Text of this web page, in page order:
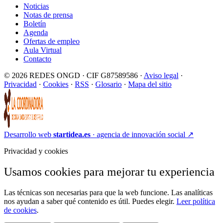
Noticias
Notas de prensa
Boletín
Agenda
Ofertas de empleo
Aula Virtual
Contacto
© 2026 REDES ONGD · CIF G87589586 · Aviso legal ·
Privacidad · Cookies · RSS · Glosario · Mapa del sitio
Desarrollo web startidea.es · agencia de innovación social ↗
Privacidad y cookies
Usamos cookies para mejorar tu experiencia
Las técnicas son necesarias para que la web funcione. Las analíticas
nos ayudan a saber qué contenido es útil. Puedes elegir. Leer política
de cookies.